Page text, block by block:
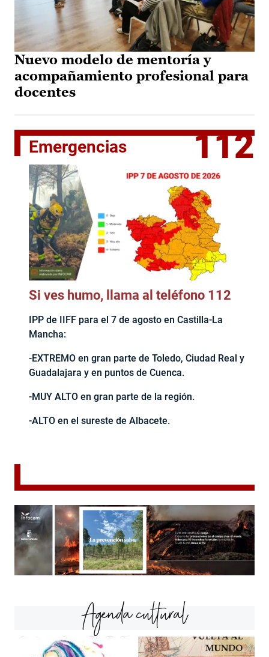
Nuevo modelo de mentoría y
acompañamiento profesional para
docentes
Emergencias 112
Si ves humo, llama al teléfono 112
IPP de IIFF para el 7 de agosto en Castilla-La
Mancha:
-EXTREMO en gran parte de Toledo, Ciudad Real y
Guadalajara y en puntos de Cuenca.
-MUY ALTO en gran parte de la región.
-ALTO en el sureste de Albacete.
Agenda cultural